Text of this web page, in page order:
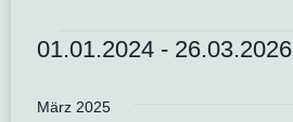
Veranstaltungen
01.01.2024 - 26.03.2026
wählen.
März 2025